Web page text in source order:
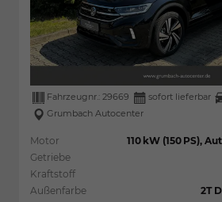
Fahrzeugnr.: 29669 sofort lieferbar
Grumbach Autocenter
Motor
110 kW (150 PS),
Getriebe
Kraftstoff
Außenfarbe
2T